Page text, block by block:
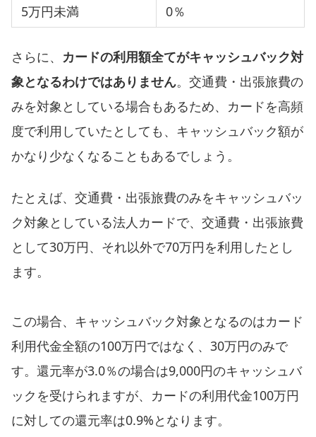
5万円未満 0％
さらに、 カードの利用額全てがキャッシュバック対
象となるわけではありません。交通費・出張旅費の
みを対象としている場合もあるため、カードを高頻
度で利用していたとしても、キャッシュバック額が
かなり少なくなることもあるでしょう。
たとえば、交通費・出張旅費のみをキャッシュバッ
ク対象としている法人カードで、交通費・出張旅費
として30万円、それ以外で70万円を利用したとし
ます。
この場合、キャッシュバック対象となるのはカード
利用代金全額の100万円ではなく、30万円のみで
す。還元率が3.0％の場合は9,000円のキャッシュバ
ックを受けられますが、カードの利用代金100万円
に対しての還元率は0.9%となります。